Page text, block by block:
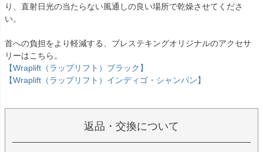
り、直射日光の当たらない風通しの良い場所で乾燥させてくださ
い。
首への負担をより軽減する、ブレステキングオリジナルのアクセサ
リーはこちら。
【Wraplift（ラップリフト）ブラック】
【Wraplift（ラップリフト）インディゴ・シャンパン】
返品・交換について